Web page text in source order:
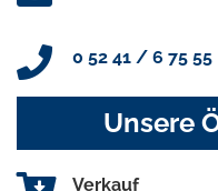
0 52 41 / 6 75 55
Unsere
Verkauf